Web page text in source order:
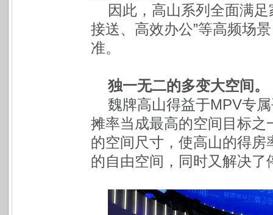
因此，高山系列全面满
接送、高效办公”等高频场
准。
独一无二的多变大空间。
魏牌高山得益于MPV专
摊率当成最高的空间目标
的空间尺寸，使高山的得
的自由空间，同时又解决了